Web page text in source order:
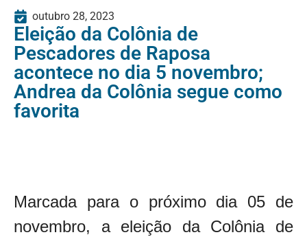
outubro 28, 2023
Eleição da Colônia de
Pescadores de Raposa
acontece no dia 5 novembro;
Andrea da Colônia segue como
favorita
Marcada para o próximo dia 05 de
novembro, a eleição da Colônia de